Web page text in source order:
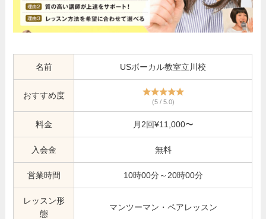
名前 USボーカル教室立川校
おすすめ度
(5 / 5.0)
料金 月2回¥11,000〜
入会金 無料
営業時間 10時00分～20時00分
レッスン形
態
マンツーマン・ペアレッスン